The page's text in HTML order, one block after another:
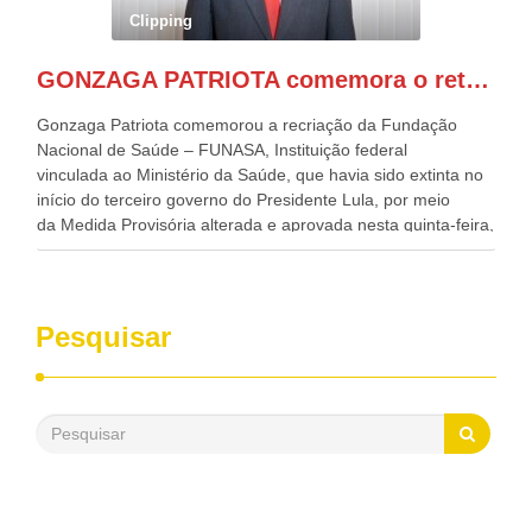
Governadora de Pernambuco, Raquel Lyra, os ministros da
Casa Civil, Rui Costa, e da Integração e do Desenvolvimento
de todo Nordeste que também ajudam a fomentar o
Clipping
GONZAGA PATRIOTA comemora o retorno da FUNASA
Gonzaga Patriota comemorou a recriação da Fundação
Nacional de Saúde – FUNASA, Instituição federal
vinculada ao Ministério da Saúde, que havia sido extinta no
início do terceiro governo do Presidente Lula, por meio
da Medida Provisória alterada e aprovada nesta quinta-feira,
pelo Congresso Nacional. Gonzaga Patriota disse hoje em
desenvolvimento dos seus municípios e, somente o ano
passado, essa Fundação distribuiu mais de três bilhões de
reais, com suas maravilhosas ações, dentre alas, mais de
saneamento básico, em pequenas comunidades rurais.
Patriota disse ainda que, mesmo sem mandato,
Pesquisar